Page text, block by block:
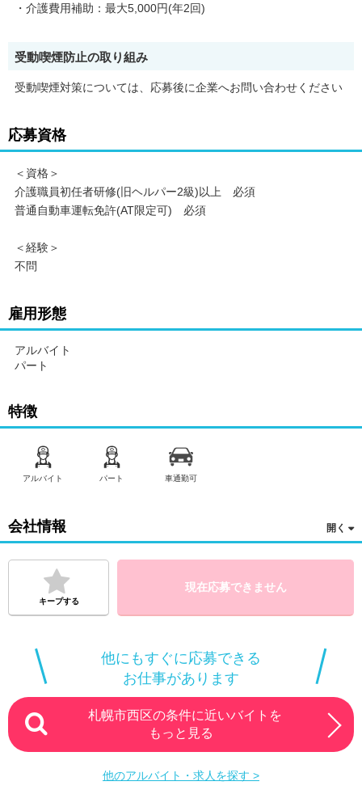
・介護費用補助：最大5,000円(年2回)
受動喫煙防止の取り組み
受動喫煙対策については、応募後に企業へお問い合わせください
応募資格
＜資格＞
介護職員初任者研修(旧ヘルパー2級)以上 必須
普通自動車運転免許(AT限定可) 必須
＜経験＞
不問
雇用形態
アルバイト
パート
特徴
アルバイト パート 車通勤可
会社情報
キープする
現在応募できません
他にもすぐに応募できる
お仕事があります
札幌市西区の条件に近いバイトを
もっと見る
他のアルバイト・求人を探す >